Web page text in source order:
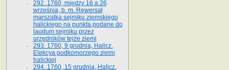
292. 1760, między 16 a 26
września, b. m. Rewersał
marszałka sejmiku ziemskiego
halickiego na punkta podane do
laudum sejmiku przez
urzędników tejże ziemi
293. 1760, 9 grudnia, Halicz.
Elekcya podkomorzego ziemi
halickiej
294. 1760, 15 grudnia, Halicz.